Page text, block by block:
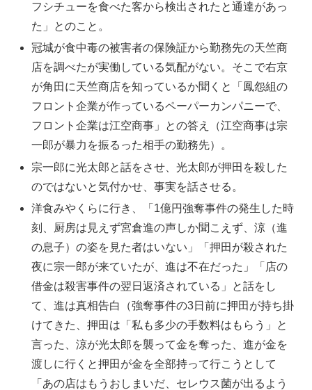
フシチューを食べた客から検出されたと通達があっ
た」とのこと。
冠城が食中毒の被害者の保険証から勤務先の天竺商
店を調べたが実働している気配がない。そこで右京
が角田に天竺商店を知っているか聞くと「鳳怨組の
フロント企業が作っているペーパーカンパニーで、
フロント企業は江空商事」との答え（江空商事は宗
一郎が暴力を振るった相手の勤務先）。
宗一郎に光太郎と話をさせ、光太郎が押田を殺した
のではないと気付かせ、事実を話させる。
洋食みやくらに行き、「1億円強奪事件の発生した時
刻、厨房は見えず宮倉進の声しか聞こえず、涼（進
の息子）の姿を見た者はいない」「押田が殺された
夜に宗一郎が来ていたが、進は不在だった」「店の
借金は殺害事件の翌日返済されている」と話をし
て、進は真相告白（強奪事件の3日前に押田が持ち掛
けてきた、押田は「私も多少の手数料はもらう」と
言った、涼が光太郎を襲って金を奪った、進が金を
渡しに行くと押田が金を全部持って行こうとして
「あの店はもうおしまいだ、セレウス菌が出るよう